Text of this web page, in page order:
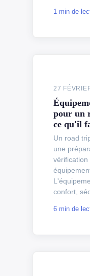
1 min de
27
pour un
ce qu'il
Un road
une
vérification
confort,
6 min de